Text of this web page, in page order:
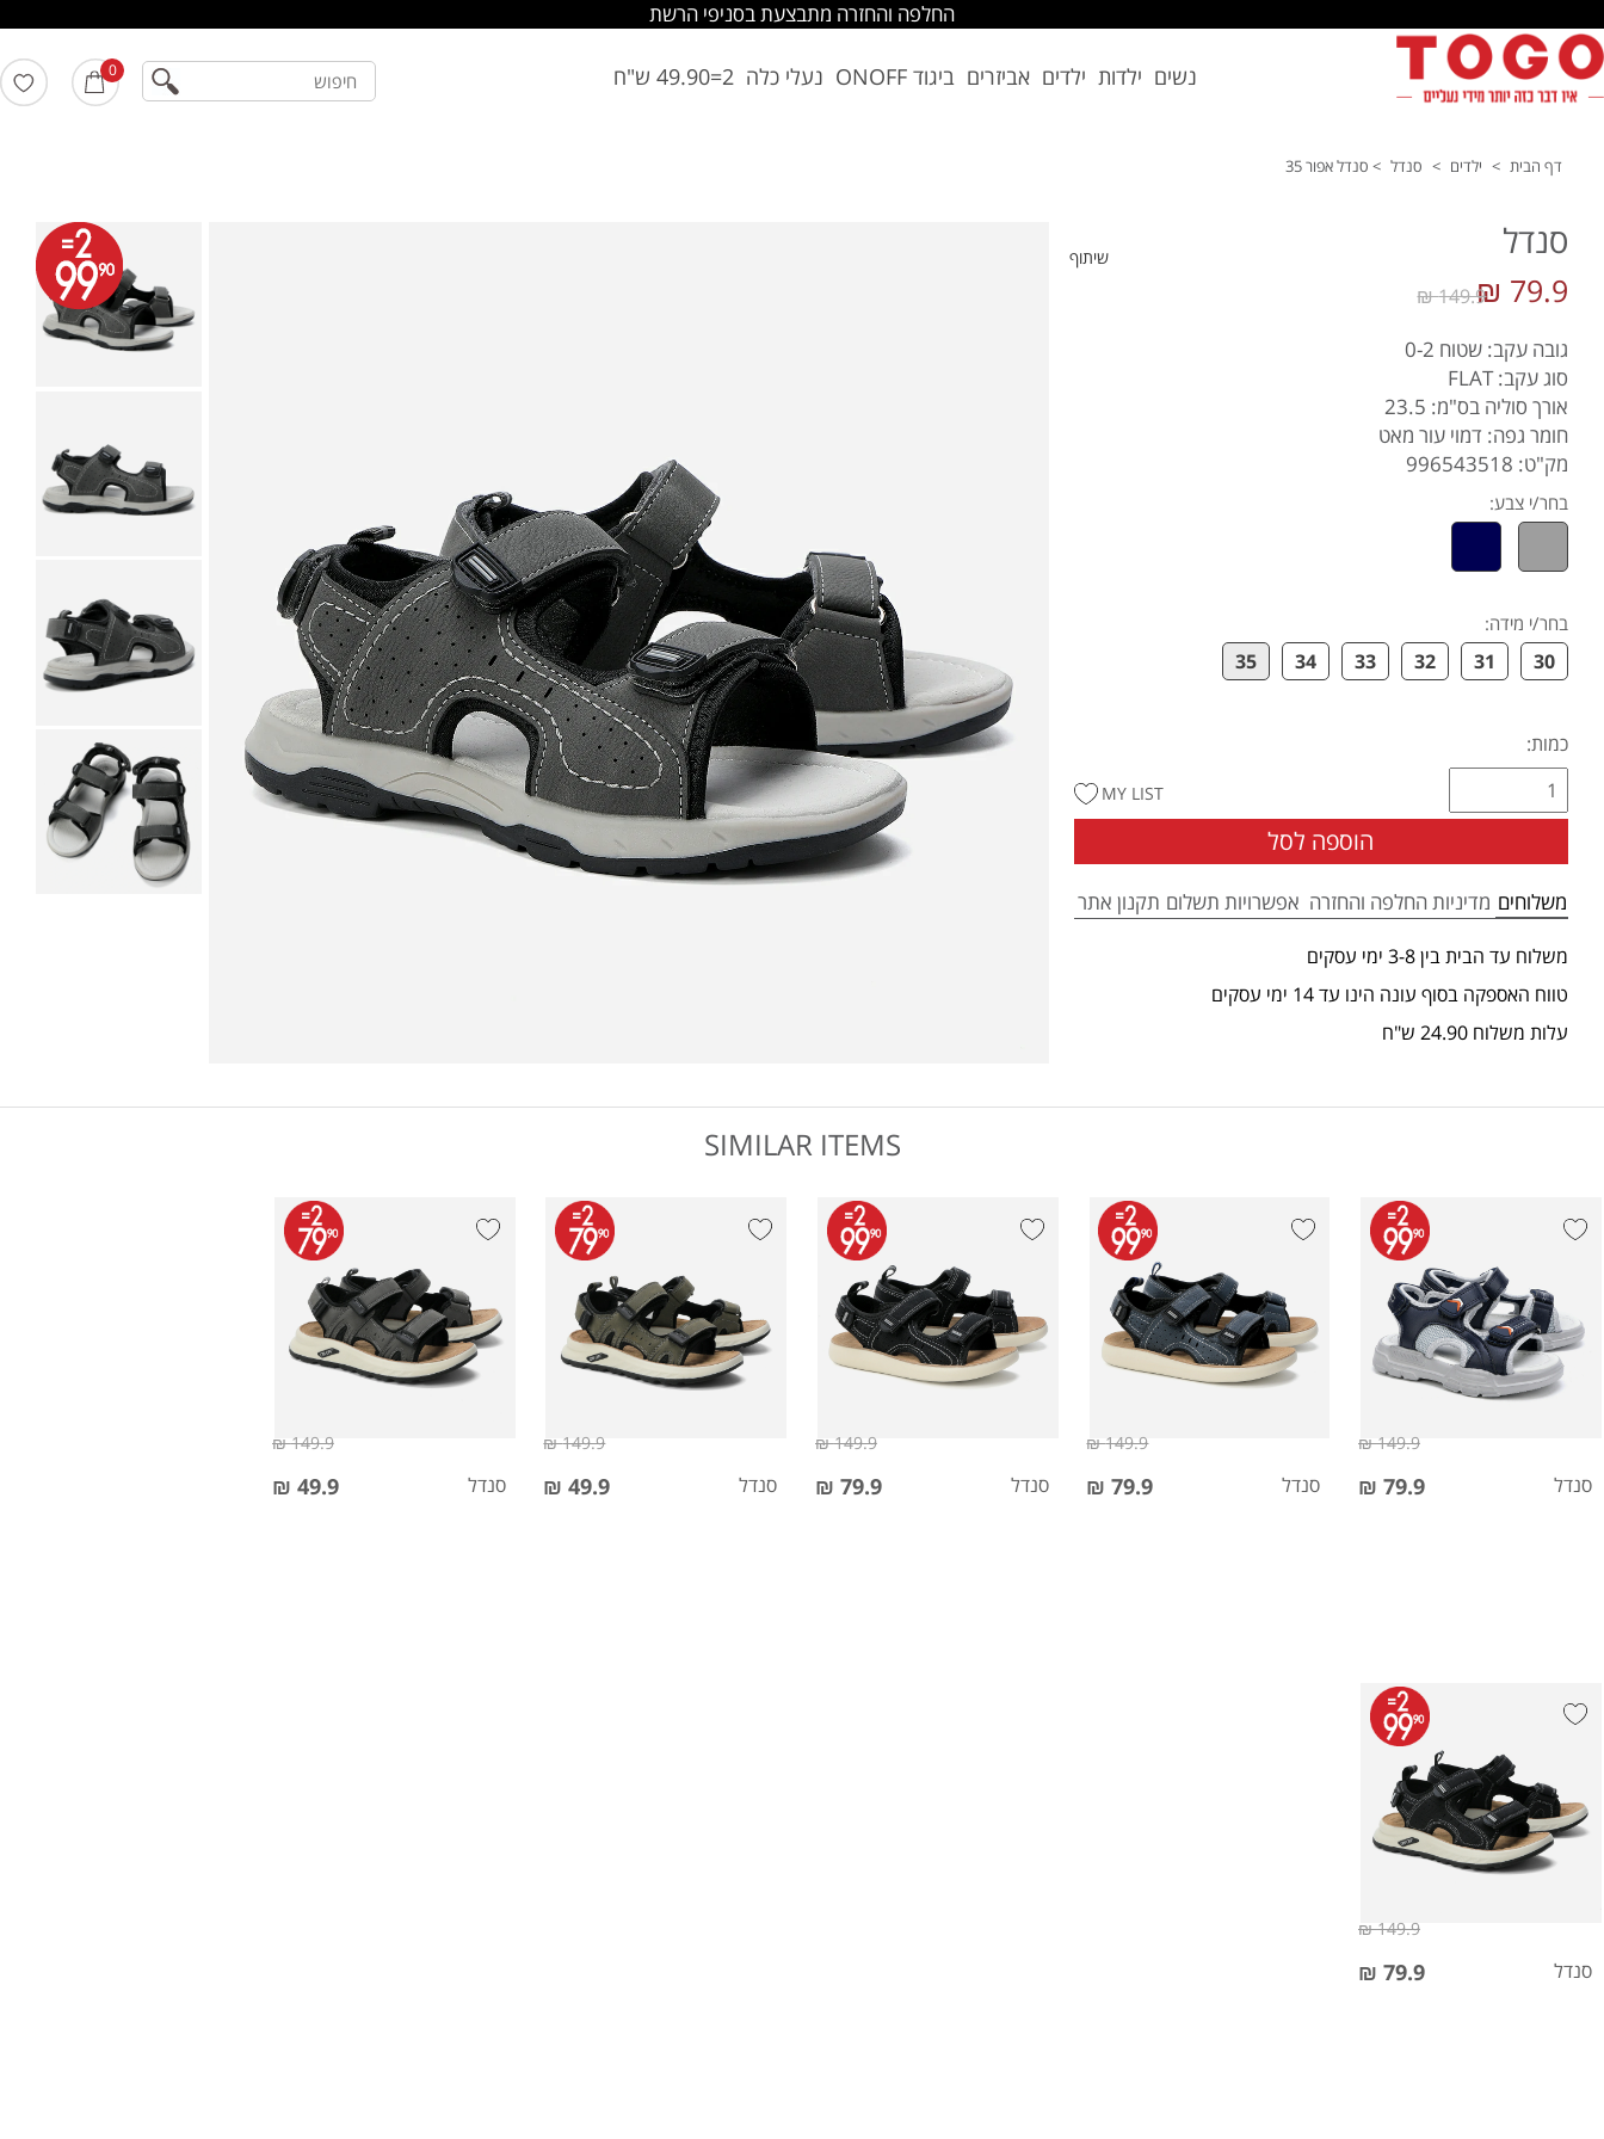
החלפה והחזרה מתבצעת בסניפי הרשת
נשים ילדות ילדים אביזרים ביגוד ONOFF נעלי כלה 2=49.90 ש"ח 0 חיפוש
דף הבית > ילדים > סנדל > סנדל אפור 35
שיתוף סנדל
79.9 ₪
149.9 ₪
גובה עקב: שטוח 0-2
סוג עקב: FLAT
אורך סוליה בס"מ: 23.5
חומר גפה: דמוי עור מאט
מק"ט: 996543518
בחר/י צבע:
בחר/י מידה:
30
31
32
33
34
35
כמות:
הוספה לסל
MY LIST
משלוחים מדיניות החלפה והחזרה אפשרויות תשלום תקנון אתר
משלוח עד הבית בין 3-8 ימי עסקים
טווח האספקה בסוף עונה הינו עד 14 ימי עסקים
עלות משלוח 24.90 ש"ח
SIMILAR ITEMS
סנדל 79.9 ₪
149.9 ₪
סנדל 79.9 ₪
149.9 ₪
סנדל 79.9 ₪
149.9 ₪
סנדל 49.9 ₪
149.9 ₪
סנדל 49.9 ₪
149.9 ₪
סנדל 79.9 ₪
149.9 ₪